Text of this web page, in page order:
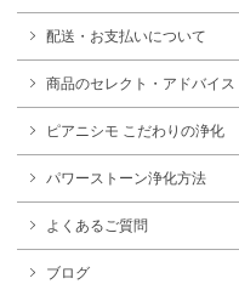
配送・お支払いについて
商品のセレクト・アドバイス
ピアニシモ こだわりの浄化
パワーストーン浄化方法
よくあるご質問
ブログ